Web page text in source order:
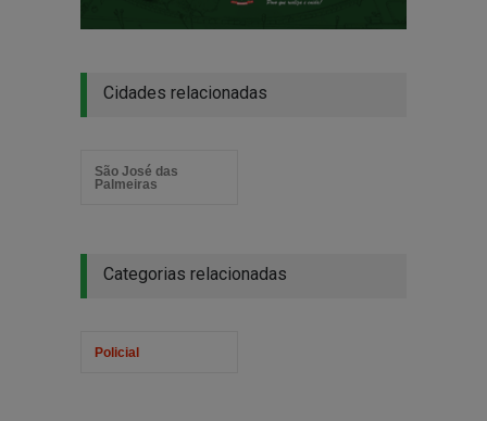
Cidades relacionadas
São José das
Palmeiras
Categorias relacionadas
Policial